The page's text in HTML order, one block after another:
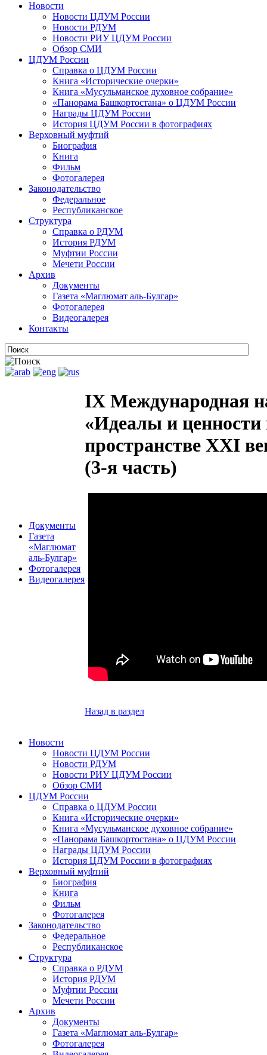
Новости
Новости ЦДУМ России
Новости РДУМ
Новости РИУ ЦДУМ России
Обзор СМИ
ЦДУМ России
Справка о ЦДУМ России
Книга «Исторические очерки»
Книга «Мусульманское духовное собрание»
«Панорама Башкортостана» о ЦДУМ России
Награды ЦДУМ России
История ЦДУМ России в фотографиях
Верховный муфтий
Биография
Книга
Фильм
Фотогалерея
Законодательство
Федеральное
Республиканское
Структура
Справка о РДУМ
История РДУМ
Муфтии России
Мечети России
Архив
Документы
Газета «Маглюмат аль-Булгар»
Фотогалерея
Видеогалерея
Контакты
Документы
Газета
«Маглюмат
аль-Булгар»
Фотогалерея
Видеогалерея
IX Международная
«Идеалы и ценности
пространстве XXI
(3-я часть)
Назад в раздел
Новости
Новости ЦДУМ России
Новости РДУМ
Новости РИУ ЦДУМ России
Обзор СМИ
ЦДУМ России
Справка о ЦДУМ России
Книга «Исторические очерки»
Книга «Мусульманское духовное собрание»
«Панорама Башкортостана» о ЦДУМ России
Награды ЦДУМ России
История ЦДУМ России в фотографиях
Верховный муфтий
Биография
Книга
Фильм
Фотогалерея
Законодательство
Федеральное
Республиканское
Структура
Справка о РДУМ
История РДУМ
Муфтии России
Мечети России
Архив
Документы
Газета «Маглюмат аль-Булгар»
Фотогалерея